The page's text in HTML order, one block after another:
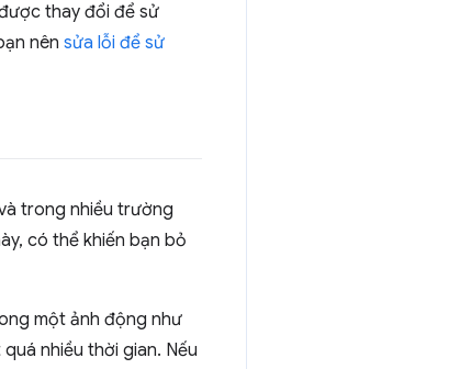
thay đổi để sử
nên sửa lỗi để sử
trong nhiều trường
có thể khiến bạn bỏ
một ảnh động như
nhiều thời gian. Nếu